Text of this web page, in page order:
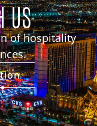
US
of hospitality